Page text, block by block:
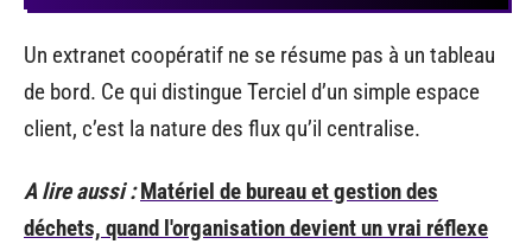
Un extranet coopératif ne se résume pas à un tableau
de bord. Ce qui distingue Terciel d’un simple espace
client, c’est la nature des flux qu’il centralise.
A lire aussi : Matériel de bureau et gestion des
déchets, quand l'organisation devient un vrai réflexe